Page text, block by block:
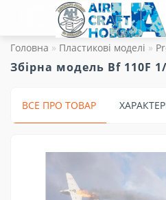
Головна Пластикові моделі
Збірна модель Bf 110F
ВСЕ ПРО ТОВАР